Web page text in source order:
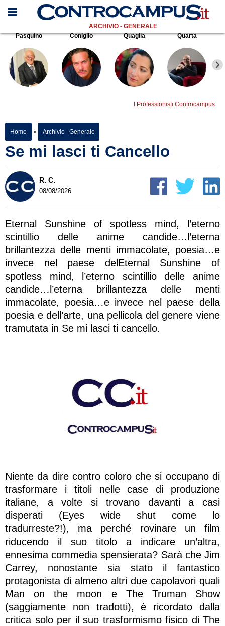
ARCHIVIO - GENERALE
Pasquino
Coniglio Quaglia Quarta
I Professionisti Controcampus
Home » Archivio - Generale
Se mi lasci ti Cancello
R. C.
08/08/2026
Eternal Sunshine of spotless mind, l’eterno
scintillio delle anime candide…l’eterna
brillantezza delle menti immacolate, poesia…e
invece nel paese delEternal Sunshine of
spotless mind, l’eterno scintillio delle anime
candide…l’eterna brillantezza delle menti
immacolate, poesia…e invece nel paese della
poesia e dell’arte, una pellicola del genere viene
tramutata in Se mi lasci ti cancello.
Niente da dire contro coloro che si occupano di
trasformare i titoli nelle case di produzione
italiane, a volte si trovano davanti a casi
disperati (Eyes wide shut come lo
tradurreste?!), ma perché rovinare un film
riducendo il suo titolo a indicare un’altra,
ennesima commedia spensierata? Sarà che Jim
Carrey, nonostante sia stato il fantastico
protagonista di almeno altri due capolavori quali
Man on the moon e The Truman Show
(saggiamente non tradotti), è ricordato dalla
critica solo per il suo trasformismo fisico di The